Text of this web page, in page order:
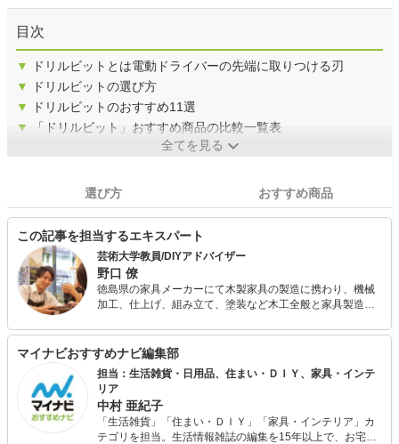
目次
▼
ドリルビットとは電動ドライバーの先端に取りつける刃
▼
ドリルビットの選び方
▼
ドリルビットのおすすめ11選
▼
「ドリルビット」おすすめ商品の比較一覧表
全てを見る
選び方 おすすめ商品
この記事を担当するエキスパート
芸術大学教員/DIYアドバイザー
野口 僚
徳島県の家具メーカーにて木製家具の製造に携わり、機械
加工、仕上げ、組み立て、塗装など木工全般と家具製造ノ
DIYショップで店長として勤務。店頭ではお客様の相談に乗
りつつ、一人一人にぴったりのDIY用品を提案してきまし
た。 同時にDIYレッスンの企画と講師を行い、日本のDIY文
化発展のために努めてきました。 現在は大学のデザイン学
部の助手として大学内工房に在中し、 学生に対しデザイン
やモノづくりの手法などを主に教えています。
マイナビおすすめナビ編集部
担当：生活雑貨・日用品、住まい・ＤＩＹ、家具・インテ
リア
中村 亜紀子
「生活雑貨」「住まい・ＤＩＹ」「家具・インテリア」カ
テゴリを担当。生活情報雑誌の編集を15年以上で、お宅訪